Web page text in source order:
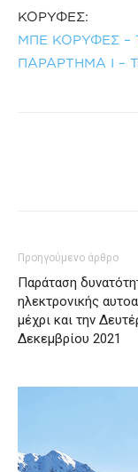
ΚΟΡΥΦΕΣ:
ΜΠΕ ΚΟΡΥΦΕΣ –
ΠΑΡΑΡΤΗΜΑ Ι –
Προηγούμενο άρθρο
Παράταση
ηλεκτρονικής
μέχρι και την
Δεκεμβρίου 2021